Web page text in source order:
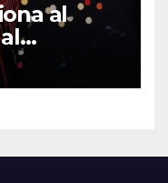
al
en
en la